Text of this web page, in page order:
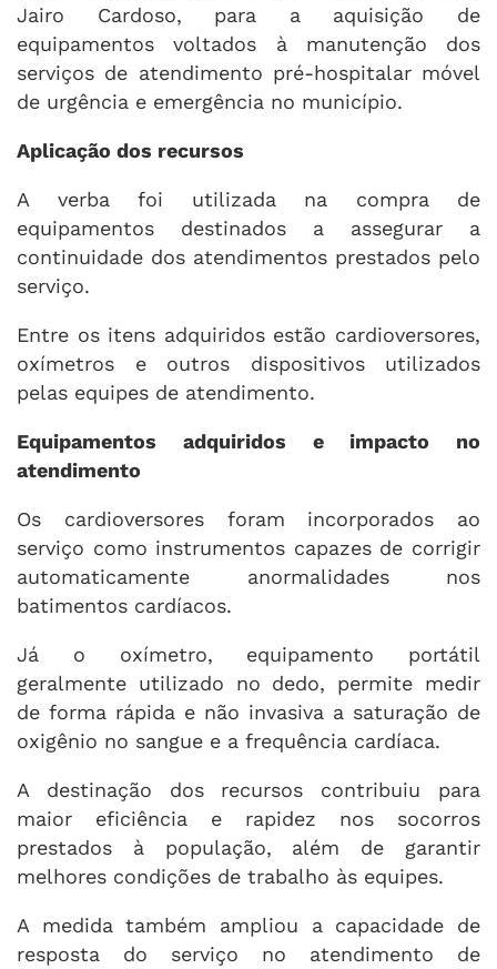
Jairo Cardoso, para a aquisição de
equipamentos voltados à manutenção dos
serviços de atendimento pré-hospitalar móvel
de urgência e emergência no município.
Aplicação dos recursos
A verba foi utilizada na compra de
equipamentos destinados a assegurar a
continuidade dos atendimentos prestados pelo
serviço.
Entre os itens adquiridos estão cardioversores,
oxímetros e outros dispositivos utilizados
pelas equipes de atendimento.
Equipamentos adquiridos e impacto no
atendimento
Os cardioversores foram incorporados ao
serviço como instrumentos capazes de corrigir
automaticamente anormalidades nos
batimentos cardíacos.
Já o oxímetro, equipamento portátil
geralmente utilizado no dedo, permite medir
de forma rápida e não invasiva a saturação de
oxigênio no sangue e a frequência cardíaca.
A destinação dos recursos contribuiu para
maior eficiência e rapidez nos socorros
prestados à população, além de garantir
melhores condições de trabalho às equipes.
A medida também ampliou a capacidade de
resposta do serviço no atendimento de